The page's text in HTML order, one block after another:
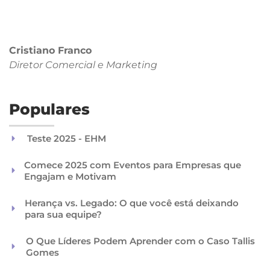
Cristiano Franco
Diretor Comercial e Marketing
Populares
Teste 2025 - EHM
Comece 2025 com Eventos para Empresas que
Engajam e Motivam
Herança vs. Legado: O que você está deixando
para sua equipe?
O Que Líderes Podem Aprender com o Caso Tallis
Gomes